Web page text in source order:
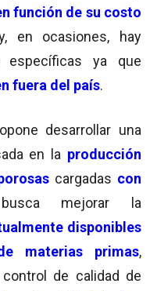
función de su costo
en ocasiones, hay
específicas ya que
fuera del país.
desarrollar una
en la producción
cargadas con
mejorar la
disponibles
materias primas,
de calidad de